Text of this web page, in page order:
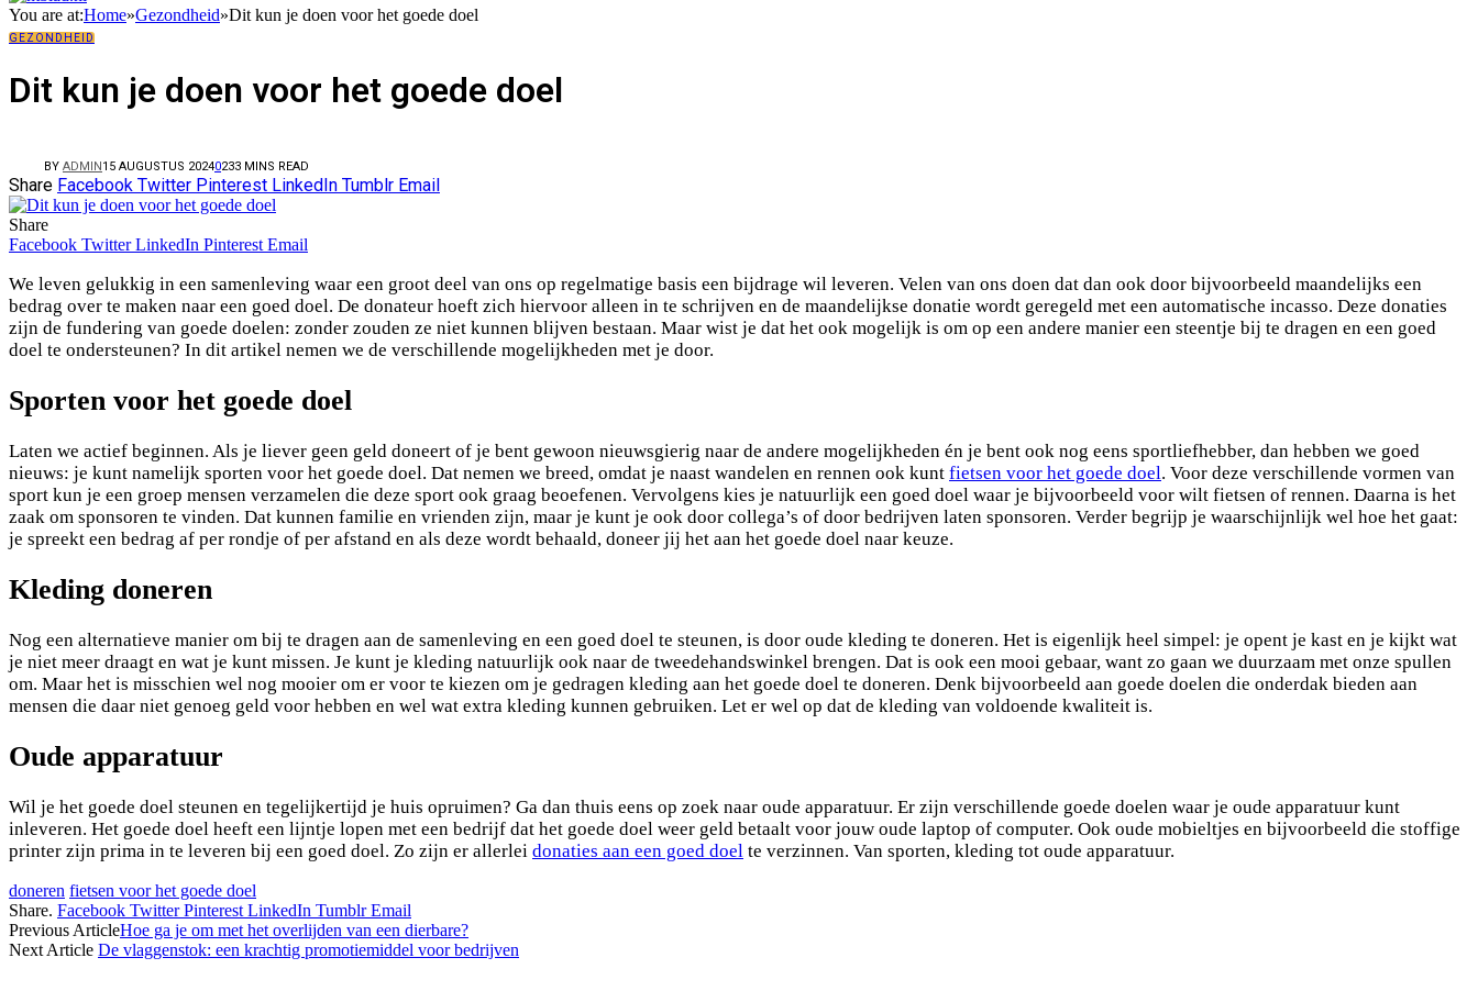
You are at:Home»Gezondheid»Dit kun je doen voor het goede doel
GEZONDHEID
Dit kun je doen voor het goede doel
BY ADMIN15 AUGUSTUS 20240233 MINS READ
Share Facebook Twitter Pinterest LinkedIn Tumblr Email
Share
Facebook Twitter LinkedIn Pinterest Email
We leven gelukkig in een samenleving waar een groot deel van ons op regelmatige basis een bijdrage wil leveren. Velen van ons doen dat dan ook door bijvoorbeeld maandelijks een
bedrag over te maken naar een goed doel. De donateur hoeft zich hiervoor alleen in te schrijven en de maandelijkse donatie wordt geregeld met een automatische incasso. Deze donaties
zijn de fundering van goede doelen: zonder zouden ze niet kunnen blijven bestaan. Maar wist je dat het ook mogelijk is om op een andere manier een steentje bij te dragen en een goed
doel te ondersteunen? In dit artikel nemen we de verschillende mogelijkheden met je door.
Sporten voor het goede doel
Laten we actief beginnen. Als je liever geen geld doneert of je bent gewoon nieuwsgierig naar de andere mogelijkheden én je bent ook nog eens sportliefhebber, dan hebben we goed
nieuws: je kunt namelijk sporten voor het goede doel. Dat nemen we breed, omdat je naast wandelen en rennen ook kunt fietsen voor het goede doel. Voor deze verschillende vormen van
sport kun je een groep mensen verzamelen die deze sport ook graag beoefenen. Vervolgens kies je natuurlijk een goed doel waar je bijvoorbeeld voor wilt fietsen of rennen. Daarna is het
zaak om sponsoren te vinden. Dat kunnen familie en vrienden zijn, maar je kunt je ook door collega’s of door bedrijven laten sponsoren. Verder begrijp je waarschijnlijk wel hoe het gaat:
je spreekt een bedrag af per rondje of per afstand en als deze wordt behaald, doneer jij het aan het goede doel naar keuze.
Kleding doneren
Nog een alternatieve manier om bij te dragen aan de samenleving en een goed doel te steunen, is door oude kleding te doneren. Het is eigenlijk heel simpel: je opent je kast en je kijkt wat
je niet meer draagt en wat je kunt missen. Je kunt je kleding natuurlijk ook naar de tweedehandswinkel brengen. Dat is ook een mooi gebaar, want zo gaan we duurzaam met onze spullen
om. Maar het is misschien wel nog mooier om er voor te kiezen om je gedragen kleding aan het goede doel te doneren. Denk bijvoorbeeld aan goede doelen die onderdak bieden aan
mensen die daar niet genoeg geld voor hebben en wel wat extra kleding kunnen gebruiken. Let er wel op dat de kleding van voldoende kwaliteit is.
Oude apparatuur
Wil je het goede doel steunen en tegelijkertijd je huis opruimen? Ga dan thuis eens op zoek naar oude apparatuur. Er zijn verschillende goede doelen waar je oude apparatuur kunt
inleveren. Het goede doel heeft een lijntje lopen met een bedrijf dat het goede doel weer geld betaalt voor jouw oude laptop of computer. Ook oude mobieltjes en bijvoorbeeld die stoffige
printer zijn prima in te leveren bij een goed doel. Zo zijn er allerlei donaties aan een goed doel te verzinnen. Van sporten, kleding tot oude apparatuur.
doneren fietsen voor het goede doel
Share. Facebook Twitter Pinterest LinkedIn Tumblr Email
Previous ArticleHoe ga je om met het overlijden van een dierbare?
Next Article De vlaggenstok: een krachtig promotiemiddel voor bedrijven